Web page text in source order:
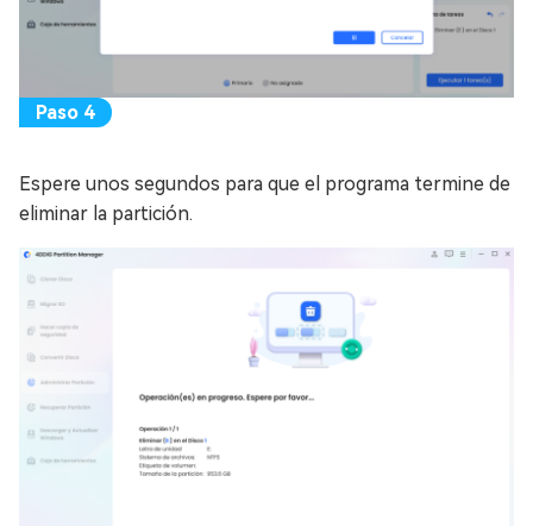
Espere unos segundos para que el programa termine de
eliminar la partición.